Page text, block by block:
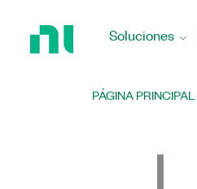
Soluciones
PÁGINA PRINCIPAL